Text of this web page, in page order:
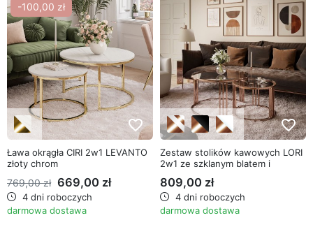
-100,00 zł
favorite_border
Ława okrągła CIRI 2w1 LEVANTO
złoty chrom
769,00 zł 669,00 zł
4 dni roboczych
darmowa dostawa
favorite_border
Zestaw stolików kawowych LORI
2w1 ze szklanym blatem i
miedzianą podstawą
809,00 zł
4 dni roboczych
darmowa dostawa